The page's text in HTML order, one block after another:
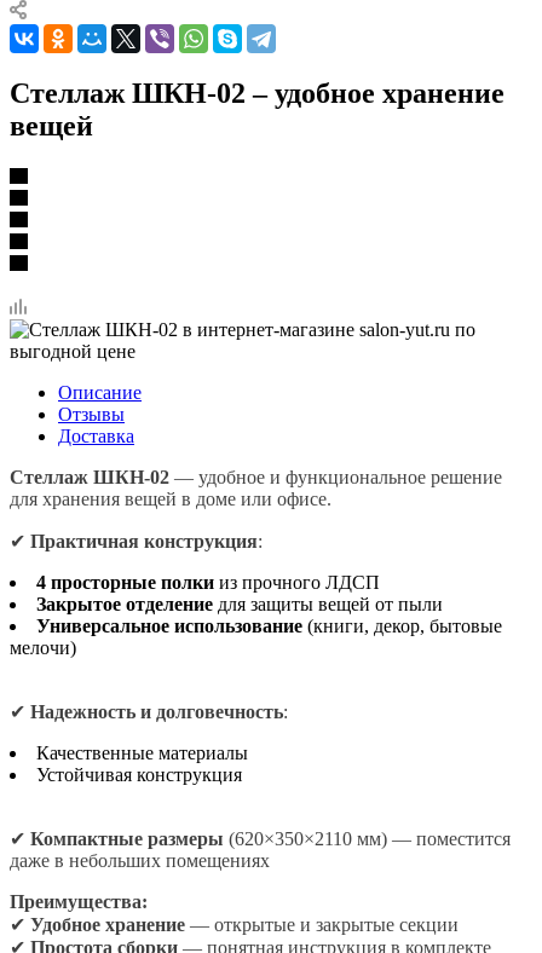
Стеллаж ШКН-02 – удобное хранение
вещей
Описание
Отзывы
Доставка
Стеллаж ШКН-02 — удобное и функциональное решение
для хранения вещей в доме или офисе.
✔ Практичная конструкция:
4 просторные полки из прочного ЛДСП
Закрытое отделение для защиты вещей от пыли
Универсальное использование (книги, декор, бытовые
мелочи)
✔ Надежность и долговечность:
Качественные материалы
Устойчивая конструкция
✔ Компактные размеры (620×350×2110 мм) — поместится
даже в небольших помещениях
Преимущества:
✔ Удобное хранение — открытые и закрытые секции
✔ Простота сборки — понятная инструкция в комплекте